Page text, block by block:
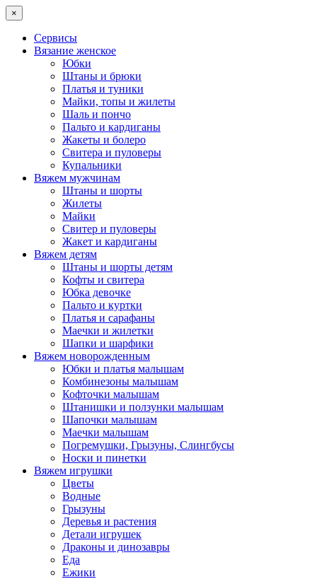
×
Сервисы
Вязание женское
Юбки
Штаны и брюки
Платья и туники
Майки, топы и жилеты
Шаль и пончо
Пальто и кардиганы
Жакеты и болеро
Свитера и пуловеры
Купальники
Вяжем мужчинам
Штаны и шорты
Жилеты
Майки
Свитер и пуловеры
Жакет и кардиганы
Вяжем детям
Штаны и шорты детям
Кофты и свитера
Юбка девочке
Пальто и куртки
Платья и сарафаны
Маечки и жилетки
Шапки и шарфики
Вяжем новорожденным
Юбки и платья малышам
Комбинезоны малышам
Кофточки малышам
Штанишки и ползунки малышам
Шапочки малышам
Маечки малышам
Погремушки, Грызуны, Слингбусы
Носки и пинетки
Вяжем игрушки
Цветы
Водные
Грызуны
Деревья и растения
Детали игрушек
Драконы и динозавры
Еда
Ежики